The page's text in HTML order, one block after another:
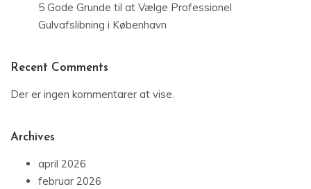
5 Gode Grunde til at Vælge Professionel
Gulvafslibning i København
Recent Comments
Der er ingen kommentarer at vise.
Archives
april 2026
februar 2026